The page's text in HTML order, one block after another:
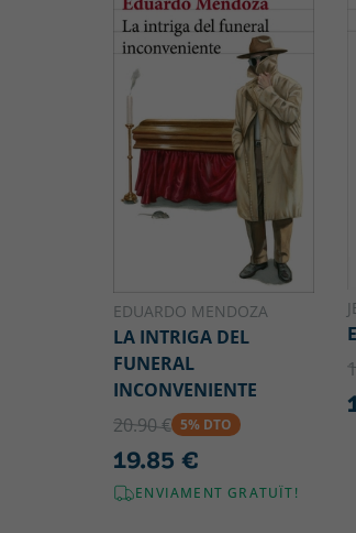
EDUARDO MENDOZA
LA INTRIGA DEL
FUNERAL
INCONVENIENTE
20.90 € 5% DTO
19.85 €
ENVIAMENT GRATUÏT!